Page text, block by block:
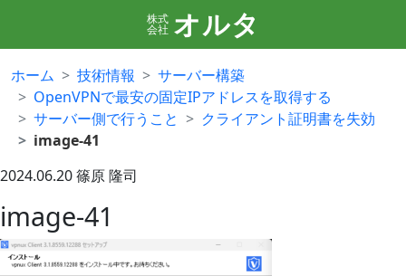
株式
会社 オルタ
ホーム 技術情報
サーバー構築
OpenVPNで最安の固定IPアドレスを取得する
サーバー側で行うこと
クライアント証明書を失効
image-41
2024.06.20篠原 隆司
image-41